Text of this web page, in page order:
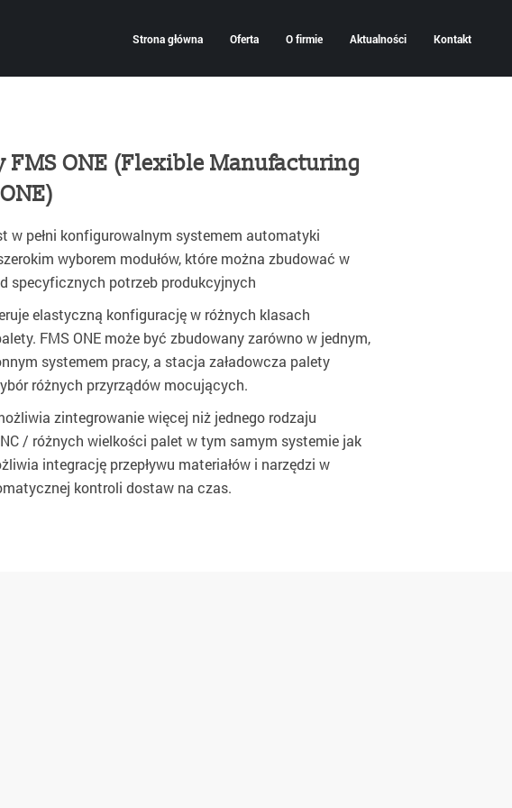
Strona główna Oferta O firmie Aktualności Kontakt
FMS ONE (Flexible Manufacturing
w pełni konfigurowalnym systemem automatyki
wyborem modułów, które można zbudować w
specyficznych potrzeb produkcyjnych
elastyczną konfigurację w różnych klasach
FMS ONE może być zbudowany zarówno w jednym,
systemem pracy, a stacja załadowcza palety
różnych przyrządów mocujących.
zintegrowanie więcej niż jednego rodzaju
/ różnych wielkości palet w tym samym systemie jak
integrację przepływu materiałów i narzędzi w
kontroli dostaw na czas.